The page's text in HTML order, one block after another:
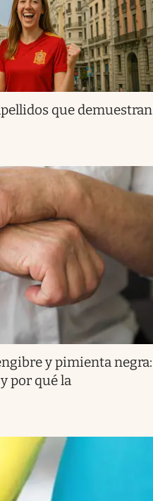
que demuestran
y pimienta negra:
por qué la